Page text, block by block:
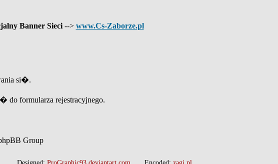
Banner Sieci --> www.Cs-Zaborze.pl
si�.
formularza rejestracyjnego.
Group